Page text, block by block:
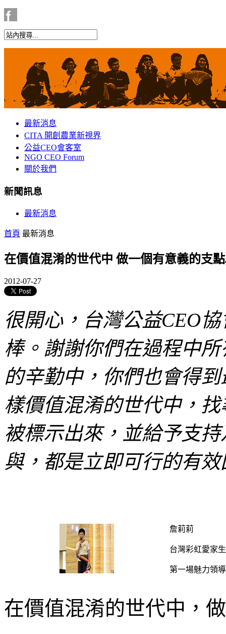
最新消息
CITA 開創農業新視界
公益CEO會客室
NGO CEO Forum
關於我們
新聞訊息
最新消息
首頁 最新消息
在價值混淆的世代中 做一個有意義的支
2012-07-27
很開心，台灣公益CEO
棒。謝謝你們在過程中
的辛勤中，你們也會得
樣價值混淆的世代中，
被標示出來，並給予支
與，都是立即可行的有
詹莉莉
台灣彩虹愛家
第一場魅力領
在價值混淆的世代中，